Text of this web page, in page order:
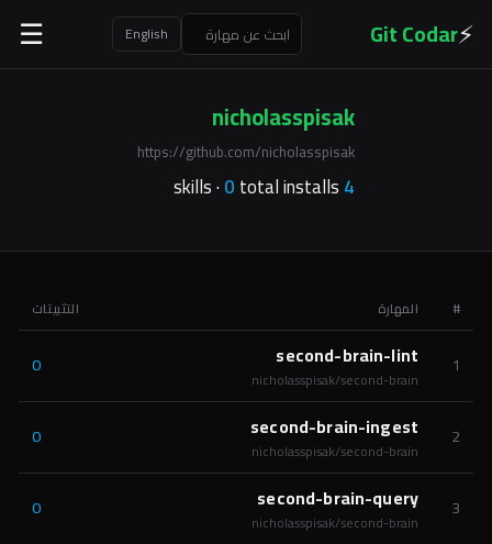
⚡
Git Codar
English
☰
nicholasspisak
https://github.com/nicholasspisak
4
0total installs
# المهارة التثبيتات
1
second-brain-lint
nicholasspisak/second-brain
0
2
second-brain-ingest
nicholasspisak/second-brain
0
3
second-brain-query
nicholasspisak/second-brain
0